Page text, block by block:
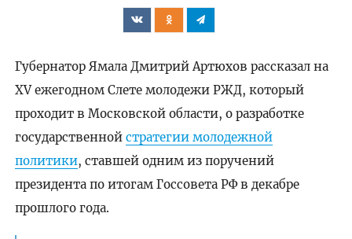
Губернатор Ямала Дмитрий Артюхов рассказал на
XV ежегодном Слете молодежи РЖД, который
проходит в Московской области, о разработке
государственной стратегии молодежной
политики, ставшей одним из поручений
президента по итогам Госсовета РФ в декабре
прошлого года.